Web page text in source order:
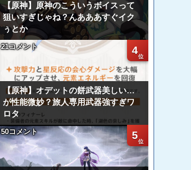
【原神】原神のこういうボイスって
狙いすぎじゃね？んあああすぐイク
ぅとか
4
21コメント
【原神】オデットの餅武器美しい…
が性能微妙？旅人専用武器強すぎワ
ロタ
5
50コメント